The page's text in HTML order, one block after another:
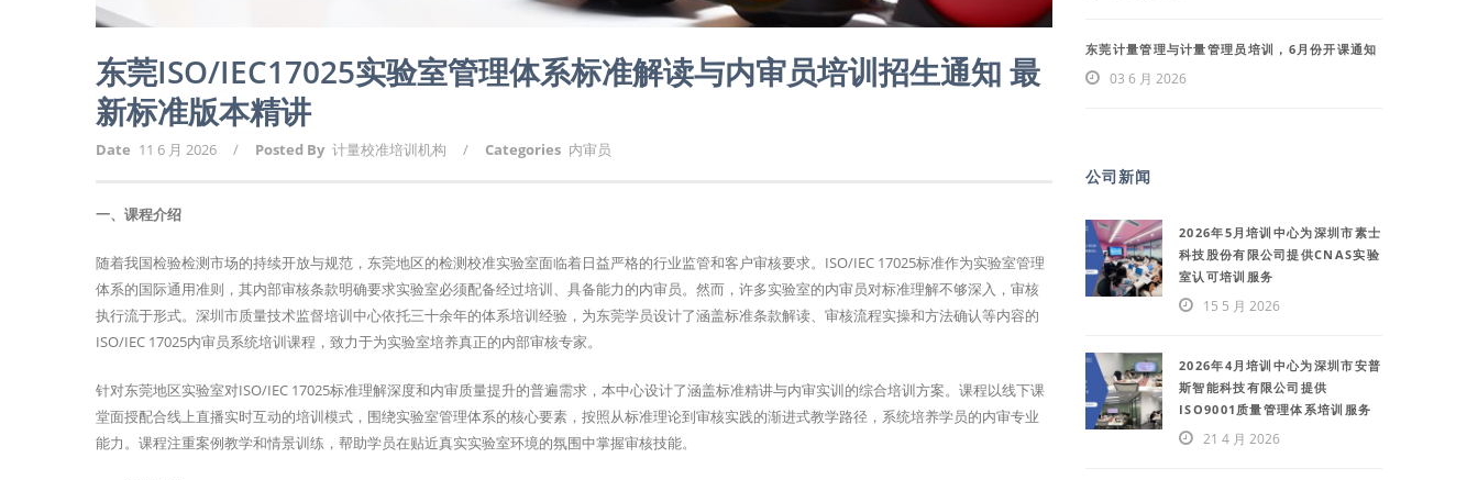
东莞ISO/IEC17025实验室管理体系标准解读与内审员培训招生通知 最
新标准版本精讲
Date 11 6 月 2026 / Posted By 计量校准培训机构 / Categories 内审员
一、课程介绍
随着我国检验检测市场的持续开放与规范，东莞地区的检测校准实验室面临着日益严格的行业监管和客户审核要求。ISO/IEC 17025标准作为实验室管理
体系的国际通用准则，其内部审核条款明确要求实验室必须配备经过培训、具备能力的内审员。然而，许多实验室的内审员对标准理解不够深入，审核
执行流于形式。深圳市质量技术监督培训中心依托三十余年的体系培训经验，为东莞学员设计了涵盖标准条款解读、审核流程实操和方法确认等内容的
ISO/IEC 17025内审员系统培训课程，致力于为实验室培养真正的内部审核专家。
针对东莞地区实验室对ISO/IEC 17025标准理解深度和内审质量提升的普遍需求，本中心设计了涵盖标准精讲与内审实训的综合培训方案。课程以线下课
堂面授配合线上直播实时互动的培训模式，围绕实验室管理体系的核心要素，按照从标准理论到审核实践的渐进式教学路径，系统培养学员的内审专业
能力。课程注重案例教学和情景训练，帮助学员在贴近真实实验室环境的氛围中掌握审核技能。
东莞计量管理与计量管理员培训，6月份开课通知
03 6 月 2026
公司新闻
2026年5月培训中心为深圳市素士
科技股份有限公司提供CNAS实验
室认可培训服务
15 5 月 2026
2026年4月培训中心为深圳市安普
斯智能科技有限公司提供
ISO9001质量管理体系培训服务
21 4 月 2026